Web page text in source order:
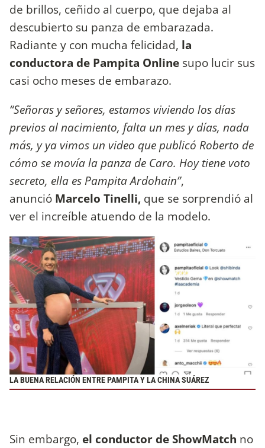
de brillos, ceñido al cuerpo, que dejaba al
descubierto su panza de embarazada.
Radiante y con mucha felicidad, la
conductora de Pampita Online supo lucir sus
casi ocho meses de embarazo.
“Señoras y señores, estamos viviendo los días
previos al nacimiento, falta un mes y días, nada
más, y ya vimos un video que publicó Roberto de
cómo se movía la panza de Caro. Hoy tiene voto
secreto, ella es Pampita Ardohain”,
anunció Marcelo Tinelli, que se sorprendió al
ver el increíble atuendo de la modelo.
LA BUENA RELACIÓN ENTRE PAMPITA Y LA CHINA SUÁREZ
Sin embargo, el conductor de ShowMatch no